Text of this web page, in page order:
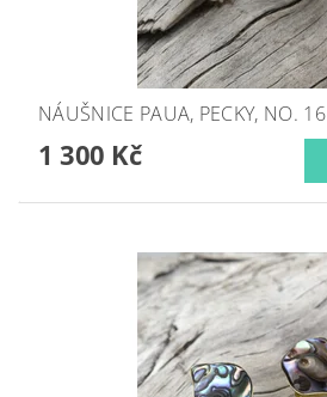
NÁUŠNICE PAUA, PECKY, NO. 16
1 300 Kč